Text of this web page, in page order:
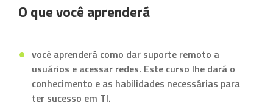
O que você aprenderá
você aprenderá como dar suporte remoto a
usuários e acessar redes. Este curso lhe dará o
conhecimento e as habilidades necessárias para
ter sucesso em TI.